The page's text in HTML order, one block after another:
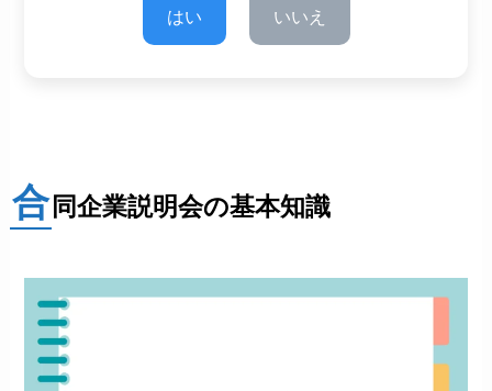
はい いいえ
合 同企業説明会の基本知識